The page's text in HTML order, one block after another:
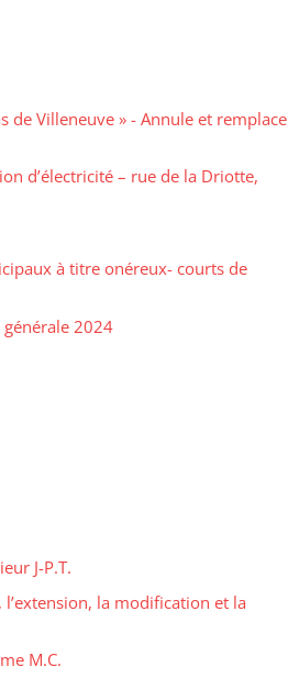
de Villeneuve » - Annule et remplace
d’électricité – rue de la Driotte,
à titre onéreux- courts de
2024
J-P.T.
la modification et la
M.C.